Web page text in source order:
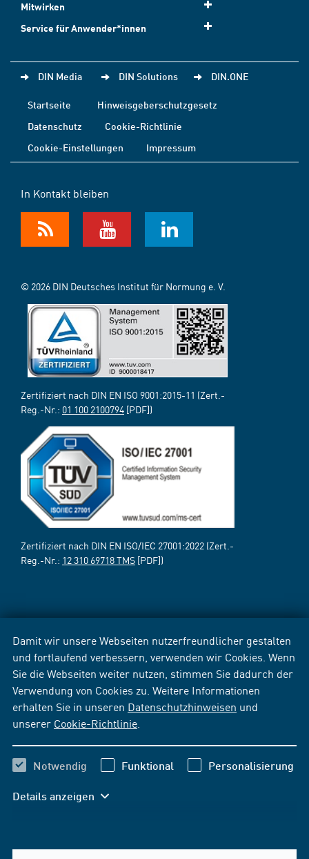
Damit wir unsere Webseiten nutzerfreundlicher gestalten
und fortlaufend verbessern, verwenden wir Cookies. Wenn
Sie die Webseiten weiter nutzen, stimmen Sie dadurch der
Verwendung von Cookies zu. Weitere Informationen
erhalten Sie in unseren Datenschutzhinweisen und
unserer Cookie-Richtlinie
Notwendig Funktional Personalisierung
Details anzeigen
Mitwirken
Service für Anwender*innen
DIN Media DIN Solutions DIN.ONE
Startseite
Hinweisgeberschutzgesetz
Datenschutz
Cookie-Richtlinie
Cookie-Einstellungen
Impressum
In Kontakt bleiben
© 2026 DIN Deutsches Institut für Normung e. V.
Zertifiziert nach DIN EN ISO 9001:2015-11 (Zert.-
Reg.-Nr.: 01 100 2100794 [PDF])
Zertifiziert nach DIN EN ISO/IEC 27001:2022 (Zert.-
Reg.-Nr.: 12 310 69718 TMS [PDF])